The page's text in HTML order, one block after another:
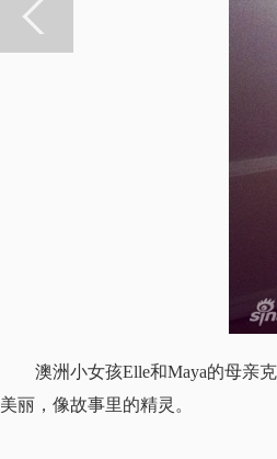
澳洲小女孩Elle和Maya的母亲
美丽，像故事里的精灵。